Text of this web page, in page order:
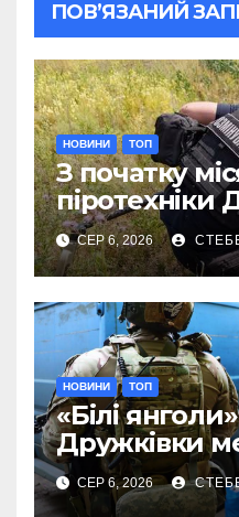
ПОВ’ЯЗАНИЙ
НОВИНИ ТОП
З початку
18
предметів
СЕР 6, 2026
НОВИНИ ТОП
«Білі
Дружківки
їхніх
СЕР 6, 2026